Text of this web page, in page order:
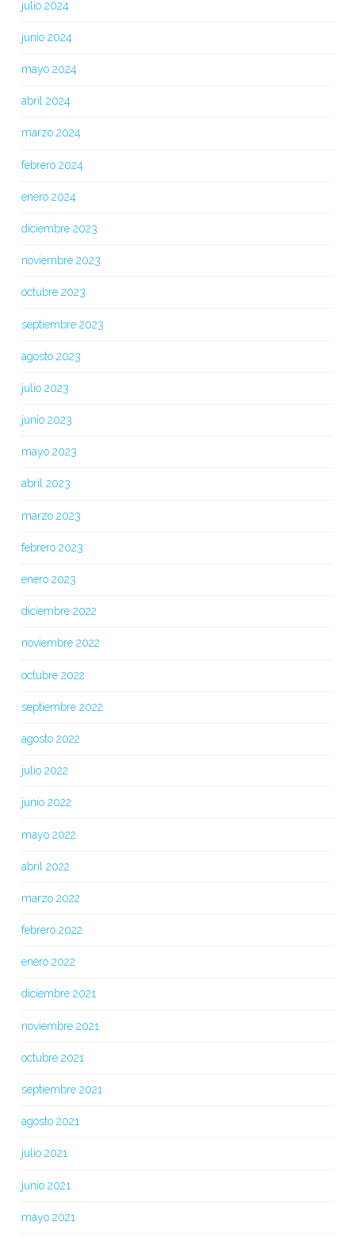
julio 2024
junio 2024
mayo 2024
abril 2024
marzo 2024
febrero 2024
enero 2024
diciembre 2023
noviembre 2023
octubre 2023
septiembre 2023
agosto 2023
julio 2023
junio 2023
mayo 2023
abril 2023
marzo 2023
febrero 2023
enero 2023
diciembre 2022
noviembre 2022
octubre 2022
septiembre 2022
agosto 2022
julio 2022
junio 2022
mayo 2022
abril 2022
marzo 2022
febrero 2022
enero 2022
diciembre 2021
noviembre 2021
octubre 2021
septiembre 2021
agosto 2021
julio 2021
junio 2021
mayo 2021